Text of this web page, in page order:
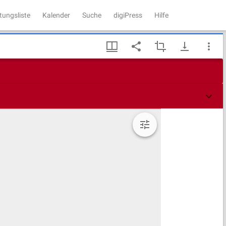
Kalender Suche digiPress Hilfe